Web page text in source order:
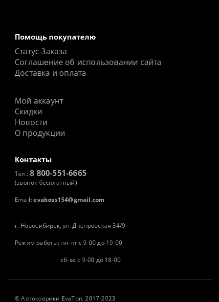
Помощь покупателю
Статус Заказа
Соглашение об использовании сайта
Доставка и оплата
Мой аккаунт
Скидки
Новости
О продукции
Контакты
Тел.:8 800-551-6665
(звонок бесплатный)
Email: evaboss154@gmail.com
г. Новосибирск, ул. Днепровская 34/9
Режим работы: пн-пт с 9-00 до 19-00
сб-вс с 9-00 до 18-00
©Автоковрики EvaTon, 2017-2023